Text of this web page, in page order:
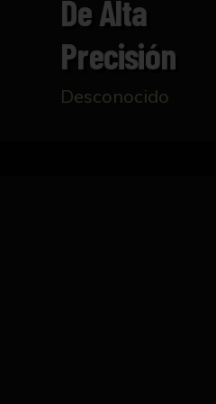
De Alta
Precisión
Desconocido